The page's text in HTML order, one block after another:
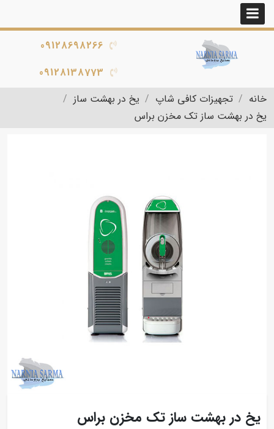
09128698266
09128138773
خانه
تجهیزات کافی شاپ
یخ در بهشت ساز
یخ در بهشت ساز تک مخزن براس
یخ در بهشت ساز تک مخزن براس